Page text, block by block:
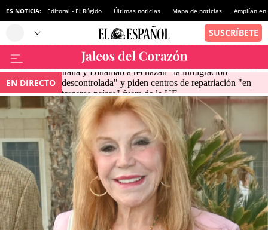
ES NOTICIA: Editoral - El Rúgido Últimas noticias Mapa de noticias Amplían
EN DIRECTO
Italia y Dinamarca rechazan "la inmigración
descontrolada" y piden centros de repatriación "en
terceros países" fuera de la UE